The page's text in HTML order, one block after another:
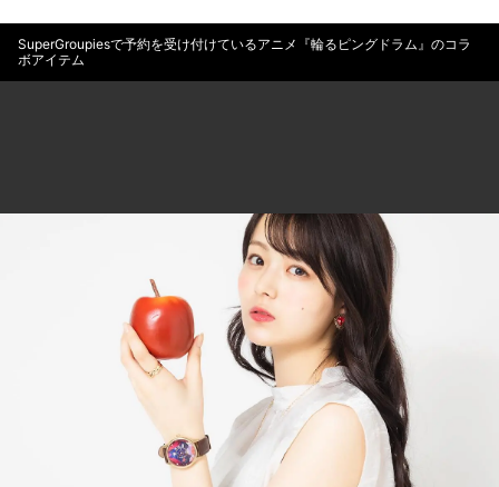
SuperGroupiesで予約を受け付けているアニメ『輪るピングドラム』のコラ
ボアイテム